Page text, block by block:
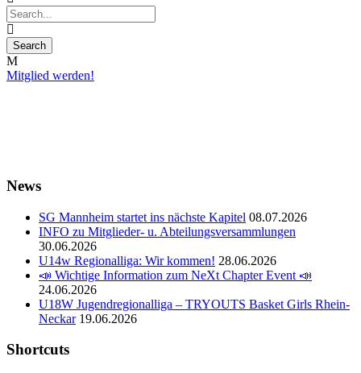
Mitglied werden!
News
SG Mannheim startet ins nächste Kapitel 08.07.2026
INFO zu Mitglieder- u. Abteilungsversammlungen
30.06.2026
U14w Regionalliga: Wir kommen! 28.06.2026
📣 Wichtige Information zum NeXt Chapter Event 📣
24.06.2026
U18W Jugendregionalliga – TRYOUTS Basket Girls Rhein-
Neckar 19.06.2026
Shortcuts